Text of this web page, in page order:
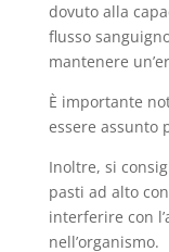
dovuto alla
flusso
mantenere
È importante
essere assunto
Inoltre, si
pasti ad alto
interferire con
nell’organismo.